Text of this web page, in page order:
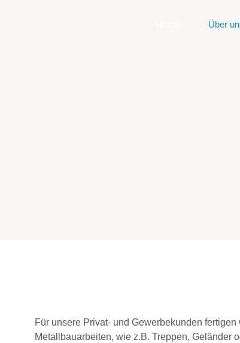
Über
Für unsere Privat- und Gewerbekunden
Metallbauarbeiten, wie z.B. Treppen, Geländer